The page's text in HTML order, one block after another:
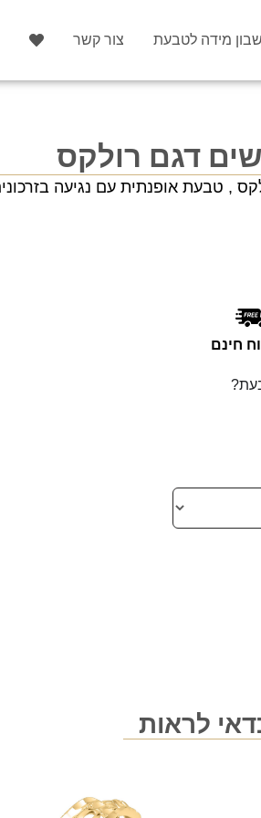
מידה לטבעת צור קשר
דגם רולקס
, טבעת אופנתית עם נגיעה
חינם
לראות